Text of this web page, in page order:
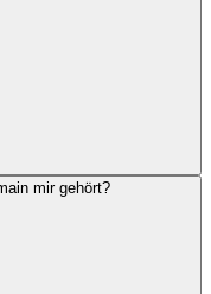
mir gehört?